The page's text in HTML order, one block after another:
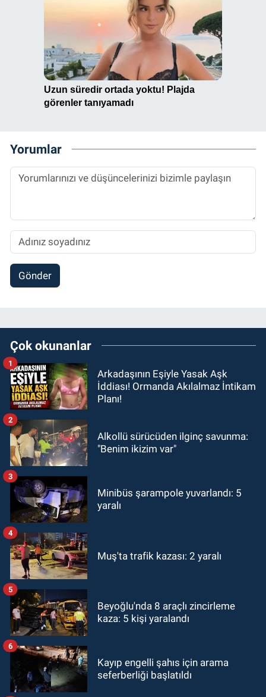
Yorumlar
Gönder
Çok okunanlar
Arkadaşının Eşiyle Yasak Aşk
İddiası! Ormanda Akılalmaz İntikam
Planı!
1
Alkollü sürücüden ilginç savunma:
"Benim ikizim var"
2
Minibüs şarampole yuvarlandı: 5
yaralı
3
Muş'ta trafik kazası: 2 yaralı
4
Beyoğlu'nda 8 araçlı zincirleme
kaza: 5 kişi yaralandı
5
Kayıp engelli şahıs için arama
seferberliği başlatıldı
6